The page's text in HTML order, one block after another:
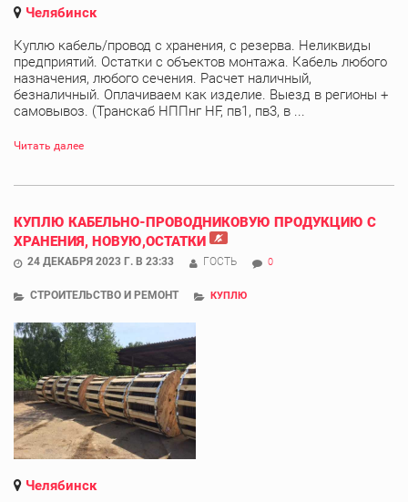
Челябинск
Куплю кабель/провод с хранения, с резерва. Неликвиды
предприятий. Остатки с объектов монтажа. Кабель любого
назначения, любого сечения. Расчет наличный,
безналичный. Оплачиваем как изделие. Выезд в регионы +
cамовывоз. (Транскаб НППнг HF, пв1, пв3, в ...
Читать далее
КУПЛЮ КАБЕЛЬНО-ПРОВОДНИКОВУЮ ПРОДУКЦИЮ С
ХРАНЕНИЯ, НОВУЮ,ОСТАТКИ
24 ДЕКАБРЯ 2023 Г. В 23:33 ГОСТЬ 0
СТРОИТЕЛЬСТВО И РЕМОНТ КУПЛЮ
Челябинск